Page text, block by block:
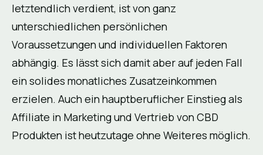
letztendlich verdient, ist von ganz
unterschiedlichen persönlichen
Voraussetzungen und individuellen Faktoren
abhängig. Es lässt sich damit aber auf jeden Fall
ein solides monatliches Zusatzeinkommen
erzielen. Auch ein hauptberuflicher Einstieg als
Affiliate in Marketing und Vertrieb von CBD
Produkten ist heutzutage ohne Weiteres möglich.